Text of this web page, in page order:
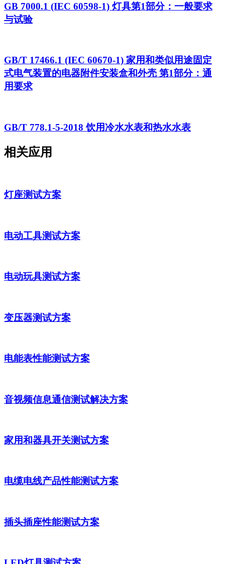
GB 7000.1 (IEC 60598-1) 灯具第1部分：一般要求
与试验
GB/T 17466.1 (IEC 60670-1) 家用和类似用途固定
式电气装置的电器附件安装盒和外壳 第1部分：通
用要求
GB/T 778.1-5-2018 饮用冷水水表和热水水表
相关应用
灯座测试方案
电动工具测试方案
电动玩具测试方案
变压器测试方案
电能表性能测试方案
音视频信息通信测试解决方案
家用和器具开关测试方案
电缆电线产品性能测试方案
插头插座性能测试方案